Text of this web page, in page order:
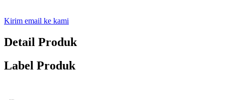
Kirim email ke kami
Detail Produk
Label Produk